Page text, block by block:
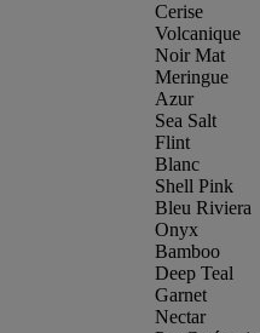
Cerise
Volcanique
Noir Mat
Meringue
Azur
Sea Salt
Flint
Blanc
Shell Pink
Bleu Riviera
Onyx
Bamboo
Deep Teal
Garnet
Nectar